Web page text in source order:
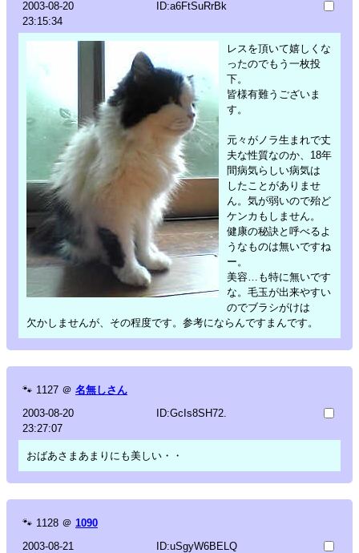
2003-08-20
23:15:34
ID:a6FtSuRrBk
レスを頂いて嬉しくな
ったのでもう一枚投
下。
皆様有難うございま
す。
元々がノラ生まれで丈
夫な性質なのか、18年
間病気らしい病気は
したことがありませ
ん。気が弱いので殆ど
ケンカもしません。
健康の秘訣と呼べるよ
うなものは無いですね
ー。
美容…も特に無いです
な。毛玉が出来やすい
のでブラシがけは
欠かしませんが、その程度です。参考にならんですまんです。
🐾 1127 ＠ 名無しさん
2003-08-20
23:27:07
ID:GcIs8SH72.
おばあさまあまりにも美しい・・
🐾 1128 ＠ 1090
2003-08-21
ID:uSgyW6BELQ